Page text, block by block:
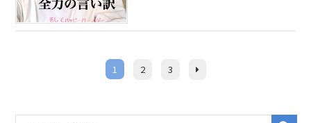
1 2 3